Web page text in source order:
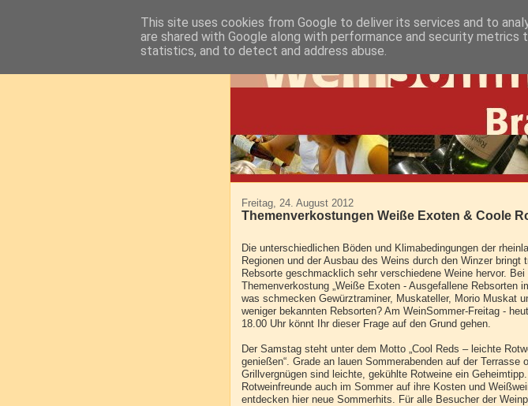
Freitag, 24. August 2012
Themenverkostungen Weiße Exoten & Coole
Die unterschiedlichen Böden und Klimabedingungen der
Regionen und der Ausbau des Weins durch den Winzer bringt
Rebsorte geschmacklich sehr verschiedene Weine hervor. Bei
Themenverkostung „Weiße Exoten - Ausgefallene Rebsorten
was schmecken Gewürztraminer, Muskateller, Morio Muskat
weniger bekannten Rebsorten? Am WeinSommer-Freitag -
18.00 Uhr könnt Ihr dieser Frage auf den Grund gehen.
Der Samstag steht unter dem Motto „Cool Reds – leichte
genießen“. Grade an lauen Sommerabenden auf der Terrasse
Grillvergnügen sind leichte, gekühlte Rotweine ein
Rotweinfreunde auch im Sommer auf ihre Kosten und
entdecken hier neue Sommerhits. Für alle Besucher der
This site uses cookies from Google to deliver its services and to
are shared with Google along with performance and security metrics
statistics, and to detect and address abuse.